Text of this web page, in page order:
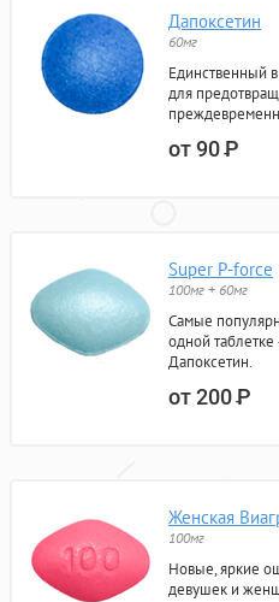
Дапоксетин
60мг
Единственный
для
от 90Р
Super P-force
100мг + 60мг
Самые
одной
Дапоксетин.
от 200Р
Женская
100мг
Новые, яркие
девушек и